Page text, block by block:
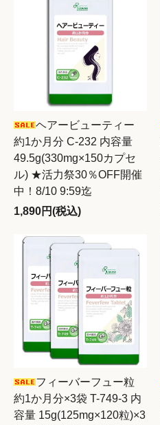
ヘアービューティー
約1か月分 C-232 内容量
49.5g(330mg×150カプセ
ル) ★活力祭30％OFF開催
中！8/10 9:59迄
1,890円(税込)
フィーバーフュー粒
約1か月分×3袋 T-749-3 内
容量 15g(125mg×120粒)×3